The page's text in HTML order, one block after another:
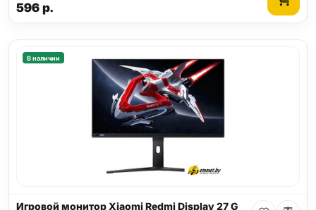
596р.
В наличии
Игровой монитор Xiaomi Redmi Display 27 G